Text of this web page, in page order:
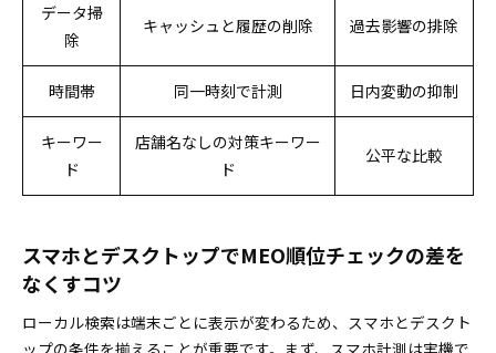
データ掃
除
キャッシュと履歴の削除 過去影響の排除
時間帯 同一時刻で計測 日内変動の抑制
キーワー
ド
店舗名なしの対策キーワー
ド
公平な比較
スマホとデスクトップでMEO順位チェックの差を
なくすコツ
ローカル検索は端末ごとに表示が変わるため、スマホとデスクト
ップの条件を揃えることが重要です。まず、スマホ計測は実機で